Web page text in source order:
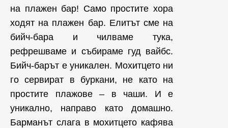
на плажен бар! Само простите хора
ходят на плажен бар. Елитът сме на
бийч-бара и чилваме тука,
рефрешваме и събираме гуд вайбс.
Бийч-барът е уникален. Мохитцето ни
го сервират в буркани, не като на
простите плажове – в чаши. И е
уникално, направо като домашно.
Барманът слага в мохитцето кафява